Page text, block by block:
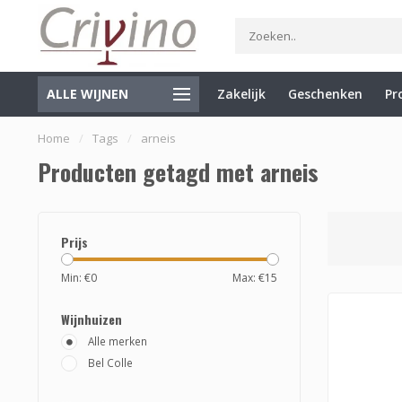
ALLE WIJNEN Zakelijk Geschenken
Specialist in Italië en de Balkan Gratis verzending vanaf
Home / Tags / arneis
Producten getagd met arneis
Prijs
Min: €0 Max: €15
Wijnhuizen
Alle merken
Bel Colle